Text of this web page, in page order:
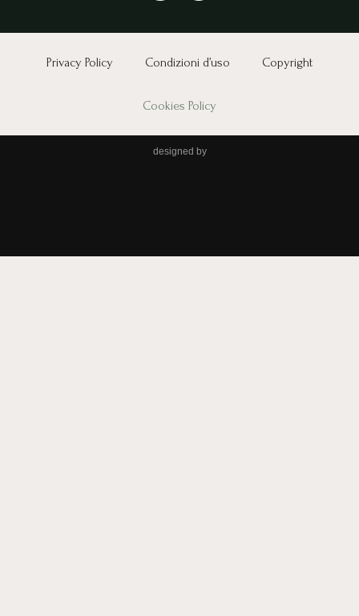
Privacy Policy Condizioni d’uso Copyright
Cookies Policy
designed by